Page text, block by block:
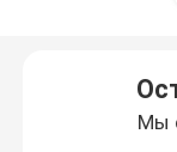
Другие услуги
Мы